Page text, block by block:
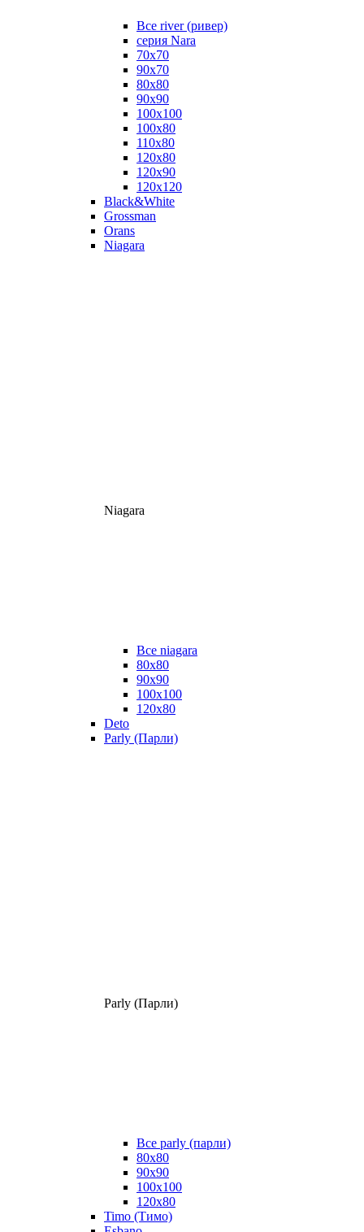
Все river (ривер)
серия Nara
70х70
90х70
80x80
90x90
100x100
100х80
110х80
120x80
120х90
120х120
Black&White
Grossman
Orans
Niagara
Niagara
Все niagara
80x80
90x90
100x100
120x80
Deto
Parly (Парли)
Parly (Парли)
Все parly (парли)
80x80
90x90
100x100
120x80
Timo (Тимо)